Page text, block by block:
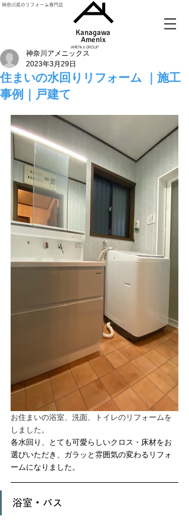
神奈川県のリフォーム専門店
Kanagawa
Amenix​
AMENIX GROUP
住まいの水回りリフォーム ｜施工
事例｜戸建て
神奈川アメニックス
2023年3月29日
お住まいの浴室、洗面、トイレのリフォームを
しました。
各水回り、とても可愛らしいクロス・床材をお
選びいただき、ガラッと雰囲気の変わるリフォ
ームになりました。
浴室・バス